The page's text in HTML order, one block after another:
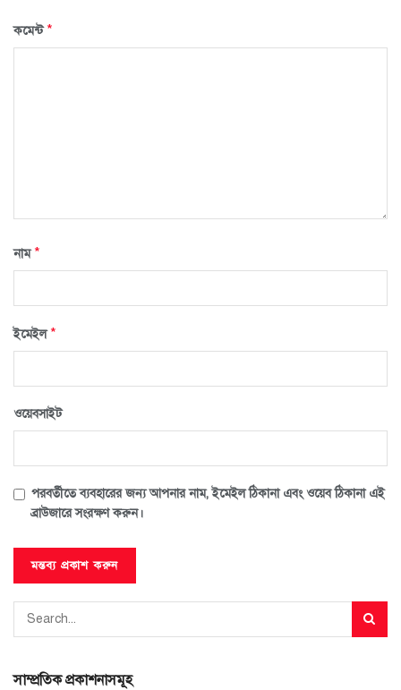
কমেন্ট*
নাম*
ইমেইল*
ওয়েবসাইট
পরবর্তীতে ব্যবহারের জন্য আপনার নাম, ইমেইল ঠিকানা এবং ওয়েব ঠিকানা এই
ব্রাউজারে সংরক্ষণ করুন।
সাম্প্রতিক প্রকাশনাসমূহ